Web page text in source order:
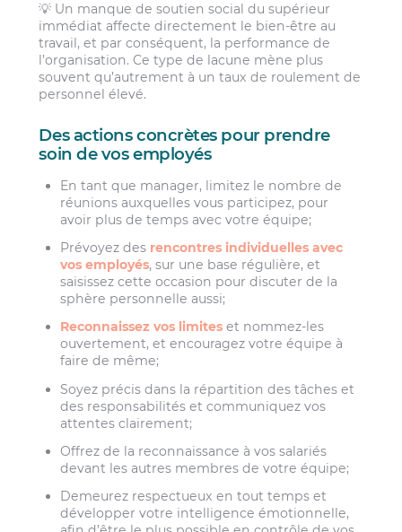
💡 Un manque de soutien social du supérieur
immédiat affecte directement le bien-être au
travail, et par conséquent, la performance de
l’organisation. Ce type de lacune mène plus
souvent qu’autrement à un taux de roulement de
personnel élevé.
Des actions concrètes pour prendre
soin de vos employés
En tant que manager, limitez le nombre de
réunions auxquelles vous participez, pour
avoir plus de temps avec votre équipe;
Prévoyez des rencontres individuelles avec
vos employés, sur une base régulière, et
saisissez cette occasion pour discuter de la
sphère personnelle aussi;
Reconnaissez vos limites et nommez-les
ouvertement, et encouragez votre équipe à
faire de même;
Soyez précis dans la répartition des tâches et
des responsabilités et communiquez vos
attentes clairement;
Offrez de la reconnaissance à vos salariés
devant les autres membres de votre équipe;
Demeurez respectueux en tout temps et
développer votre intelligence émotionnelle,